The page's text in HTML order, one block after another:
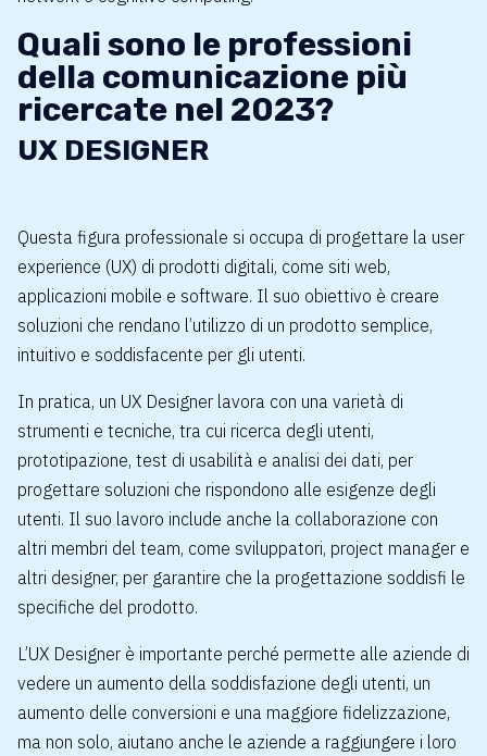
Quali sono le professioni
della comunicazione più
ricercate nel 2023?
UX DESIGNER
Questa figura professionale si occupa di progettare la user
experience (UX) di prodotti digitali, come siti web,
applicazioni mobile e software. Il suo obiettivo è creare
soluzioni che rendano l’utilizzo di un prodotto semplice,
intuitivo e soddisfacente per gli utenti.
In pratica, un UX Designer lavora con una varietà di
strumenti e tecniche, tra cui ricerca degli utenti,
prototipazione, test di usabilità e analisi dei dati, per
progettare soluzioni che rispondono alle esigenze degli
utenti. Il suo lavoro include anche la collaborazione con
altri membri del team, come sviluppatori, project manager e
altri designer, per garantire che la progettazione soddisfi le
specifiche del prodotto.
L’UX Designer è importante perché permette alle aziende di
vedere un aumento della soddisfazione degli utenti, un
aumento delle conversioni e una maggiore fidelizzazione,
ma non solo, aiutano anche le aziende a raggiungere i loro